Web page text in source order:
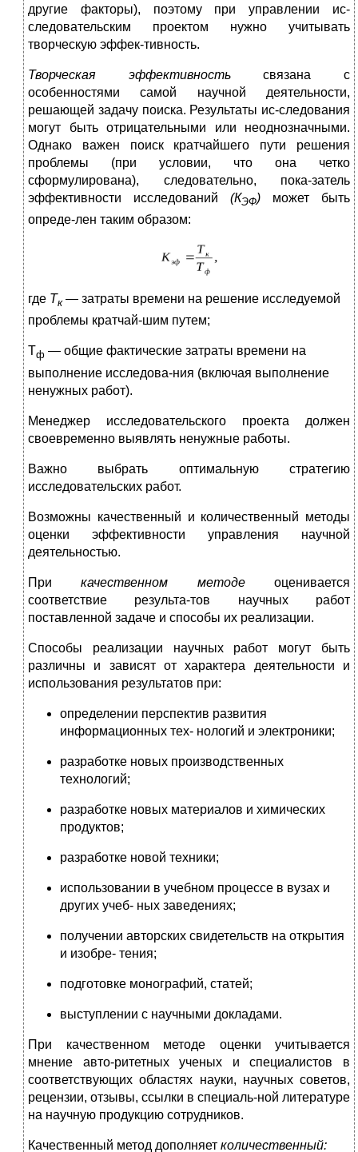
другие факторы), поэтому при управлении ис-
следовательским проектом нужно учитывать
творческую эффек-тивность.
Творческая эффективностьсвязана с
особенностями самой научной деятельности,
решающей задачу поиска. Результаты ис-следования
могут быть отрицательными или неоднозначными.
Однако важен поиск кратчайшего пути решения
проблемы (при условии, что она четко
сформулирована), следовательно, пока-затель
эффективности исследований (КЭФ) может быть
опреде-лен таким образом:
где Тк — затраты времени на решение исследуемой
проблемы кратчай-шим путем;
Тф — общие фактические затраты времени на
выполнение исследова-ния (включая выполнение
ненужных работ).
Менеджер исследовательского проекта должен
своевременно выявлять ненужные работы.
Важно выбрать оптимальную стратегию
исследовательских работ.
Возможны качественный и количественный методы
оценки эффективности управления научной
деятельностью.
Прикачественном методеоценивается
соответствие результа-тов научных работ
поставленной задаче и способы их реализации.
Способы реализации научных работ могут быть
различны и зависят от характера деятельности и
использования результатов при:
определении перспектив развития
информационных тех- нологий и электроники;
разработке новых производственных
технологий;
разработке новых материалов и химических
продуктов;
разработке новой техники;
использовании в учебном процессе в вузах и
других учеб- ных заведениях;
получении авторских свидетельств на открытия
и изобре- тения;
подготовке монографий, статей;
выступлении с научными докладами.
При качественном методе оценки учитывается
мнение авто-ритетных ученых и специалистов в
соответствующих областях науки, научных советов,
рецензии, отзывы, ссылки в специаль-ной литературе
на научную продукцию сотрудников.
Качественный метод дополняет количественный: